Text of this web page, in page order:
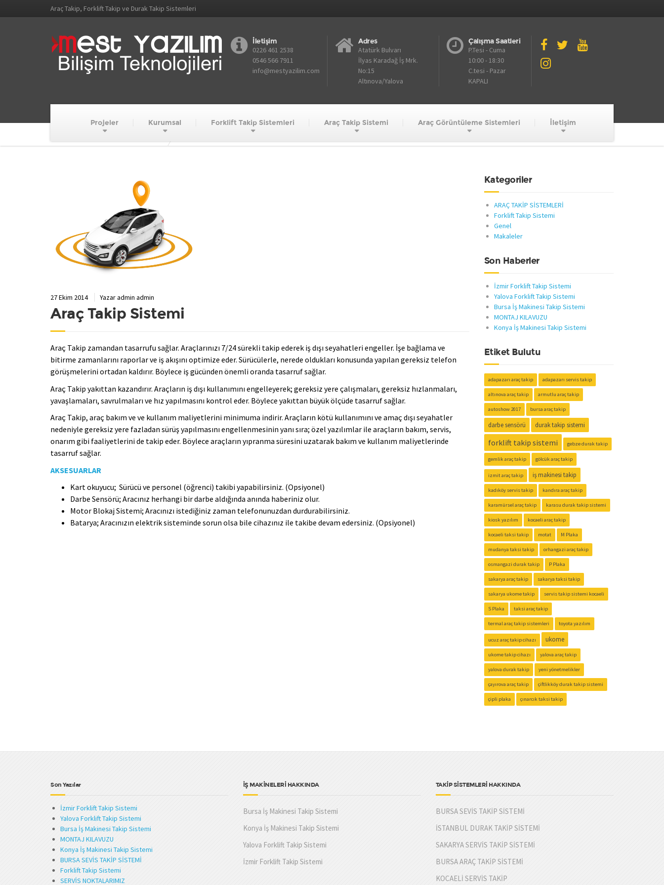
Araç Takip, Forklift Takip ve Durak Takip Sistemleri
İletişim
0226 461 2538
0546 566 7911
info@mestyazilim.com
Adres
Atatürk Bulvarı
İlyas Karadağ İş Mrk.
No:15
Altınova/Yalova
Çalışma Saatleri
P.Tesi - Cuma
10:00 - 18:30
C.tesi - Pazar
KAPALI
Projeler Kurumsal Forklift Takip Sistemleri Araç Takip Sistemi Araç Görüntüleme Sistemleri İletişim
MEST YAZILIM VE BİLİŞİM TEKNOLOJİLERİ
27 Ekim 2014 Yazaradmin admin
Araç Takip Sistemi
Araç Takip zamandan tasarrufu sağlar. Araçlarınızı 7/24 sürekli takip ederek iş dışı seyahatleri engeller. İşe bağlama ve
bitirme zamanlarını raporlar ve iş akışını optimize eder. Sürücülerle, nerede oldukları konusunda yapılan gereksiz telefon
görüşmelerini ortadan kaldırır. Böylece iş gücünden önemli oranda tasarruf sağlar.
Araç Takip yakıttan kazandırır. Araçların iş dışı kullanımını engelleyerek; gereksiz yere çalışmaları, gereksiz hızlanmaları,
yavaşlamaları, savrulmaları ve hız yapılmasını kontrol eder. Böylece yakıttan büyük ölçüde tasarruf sağlar.
Araç Takip, araç bakım ve ve kullanım maliyetlerini minimuma indirir. Araçların kötü kullanımını ve amaç dışı seyahatler
nedeniyle gereksiz yere fazladan sürüş yapılmasını engellenmesinin yanı sıra; özel yazılımlar ile araçların bakım, servis,
onarım gibi faaliyetlerini de takip eder. Böylece araçların yıpranma süresini uzatarak bakım ve kullanım maliyetlerinde
tasarruf sağlar.
AKSESUARLAR
Kart okuyucu; Sürücü ve personel (öğrenci) takibi yapabilirsiniz. (Opsiyonel)
Darbe Sensörü; Aracınız herhangi bir darbe aldığında anında haberiniz olur.
Motor Blokaj Sistemi; Aracınızı istediğiniz zaman telefonunuzdan durdurabilirsiniz.
Batarya; Aracınızın elektrik sisteminde sorun olsa bile cihazınız ile takibe devam edersiniz. (Opsiyonel)
Kategoriler
ARAÇ TAKİP SİSTEMLERİ
Forklift Takip Sistemi
Genel
Makaleler
Son Haberler
İzmir Forklift Takip Sistemi
Yalova Forklift Takip Sistemi
Bursa İş Makinesi Takip Sistemi
MONTAJ KILAVUZU
Konya İş Makinesi Takip Sistemi
Etiket Bulutu
adapazarı araç takip adapazarı servis takip
altınova araç takip armutlu araç takip
autoshow 2017 bursa araç takip
darbe sensörü durak takip sistemi
forklift takip sistemi gebze durak takip
gemlik araç takip gölcük araç takip
izmit araç takip iş makinesi takip
kadıköy servis takip kandıra araç takip
karamürsel araç takip karasu durak takip sistemi
kiosk yazılım kocaeli araç takip
kocaeli taksi takip motat M Plaka
mudanya taksi takip orhangazi araç takip
osmangazi durak takip P Plaka
sakarya araç takip sakarya taksi takip
sakarya ukome takip servis takip sistemi kocaeli
S Plaka taksi araç takip
termal araç takip sistemleri toyota yazılım
ucuz araç takip cihazı ukome
ukome takip cihazı yalova araç takip
yalova durak takip yeni yönetmelikler
çayırova araç takip çiftlikköy durak takip sistemi
çipli plaka çınarcık taksi takip
Son Yazılar
İzmir Forklift Takip Sistemi
Yalova Forklift Takip Sistemi
Bursa İş Makinesi Takip Sistemi
MONTAJ KILAVUZU
Konya İş Makinesi Takip Sistemi
BURSA SEVİS TAKİP SİSTEMİ
Forklift Takip Sistemi
SERVİS NOKTALARIMIZ
İŞ MAKİNELERİ HAKKINDA
Bursa İş Makinesi Takip Sistemi
Konya İş Makinesi Takip Sistemi
Yalova Forklift Takip Sistemi
İzmir Forklift Takip Sistemi
TAKİP SİSTEMLERİ HAKKINDA
BURSA SEVİS TAKİP SİSTEMİ
İSTANBUL DURAK TAKİP SİSTEMİ
SAKARYA SERVİS TAKİP SİSTEMİ
BURSA ARAÇ TAKİP SİSTEMİ
KOCAELİ SERVİS TAKİP